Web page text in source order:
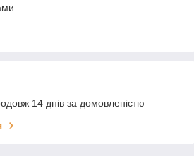
14 днів за домовленістю